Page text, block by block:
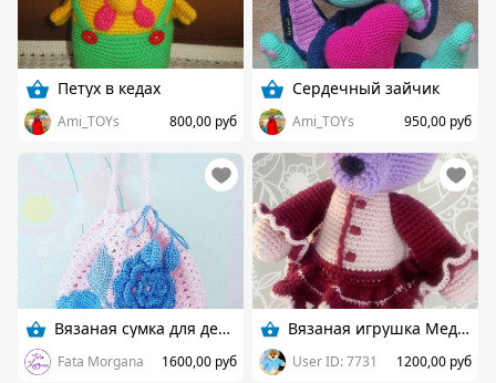
Петух в кедах
Ami_TOYs 800,00 руб
Сердечный зайчик
Ami_TOYs 950,00 руб
Вязаная сумка для девочки
Fata Morgana 1600,00 руб
Вязаная игрушка Медвежка
User ID: 7731 1200,00 руб